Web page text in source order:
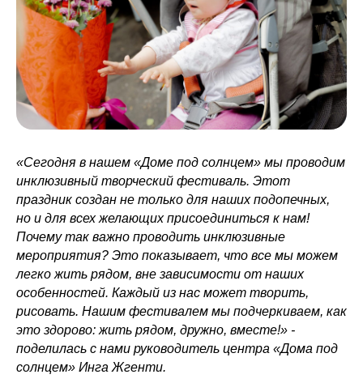
«Сегодня в нашем «Доме под солнцем» мы проводим
инклюзивный творческий фестиваль. Этот
праздник создан не только для наших подопечных,
но и для всех желающих присоединиться к нам!
Почему так важно проводить инклюзивные
мероприятия? Это показывает, что все мы можем
легко жить рядом, вне зависимости от наших
особенностей. Каждый из нас может творить,
рисовать. Нашим фестивалем мы подчеркиваем, как
это здорово: жить рядом, дружно, вместе!» -
поделилась с нами руководитель центра «Дома под
солнцем» Инга Жгенти.